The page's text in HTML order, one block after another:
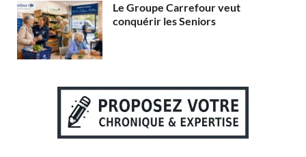
Le Groupe Carrefour veut
conquérir les Seniors